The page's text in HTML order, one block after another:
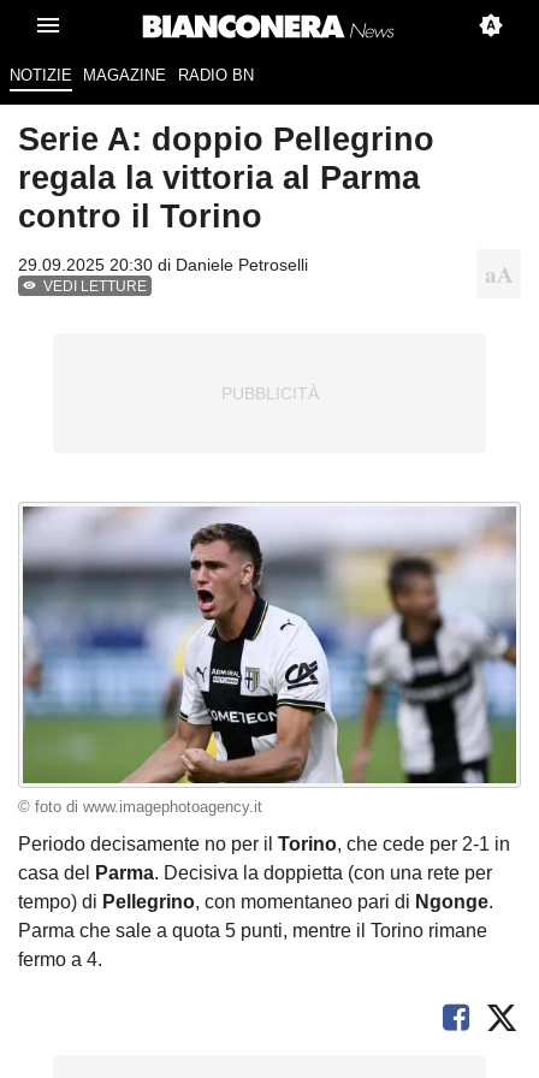
NOTIZIE MAGAZINE RADIO BN
Serie A: doppio Pellegrino
regala la vittoria al Parma
contro il Torino
29.09.2025 20:30 di Daniele Petroselli
VEDI LETTURE
© foto di www.imagephotoagency.it
Periodo decisamente no per il Torino, che cede per 2-1 in
casa del
Parma. Decisiva la doppietta (con una rete per
tempo) di Pellegrino, con momentaneo pari di Ngonge.
Parma che sale a quota 5 punti, mentre il Torino rimane
fermo a 4.